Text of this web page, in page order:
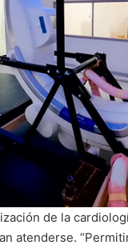
de la
atenderse.